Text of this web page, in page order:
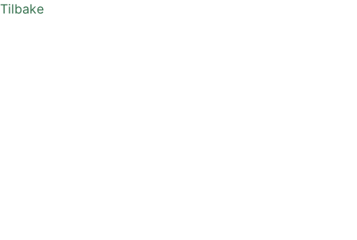
Tilbake